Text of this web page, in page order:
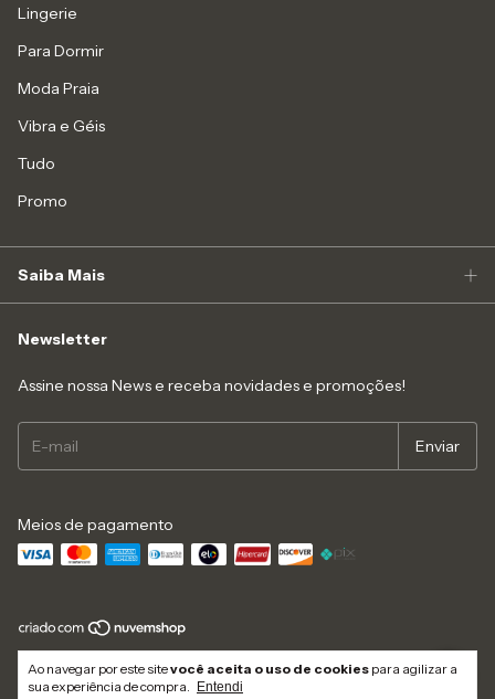
Ao navegar por este sitevocê aceita o uso de cookies para agilizar a
sua experiência de compra.
Entendi
Lingerie
Para Dormir
Moda Praia
Vibra e Géis
Tudo
Promo
Saiba Mais
Newsletter
Assine nossa News e receba novidades e promoções!
Meios de pagamento
Copyright Like4you Moda Intima Ltda - 16547545000152 - 2026. Todos os
direitos reservados.